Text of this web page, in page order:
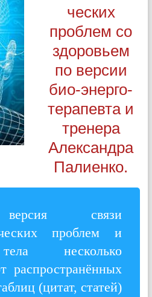
ческих
проблем со
здоровьем
по версии
био-энерго-
терапевта и
тренера
Александра
Палиенко.
связи
проблем и
несколько
распространённых
(цитат, статей)